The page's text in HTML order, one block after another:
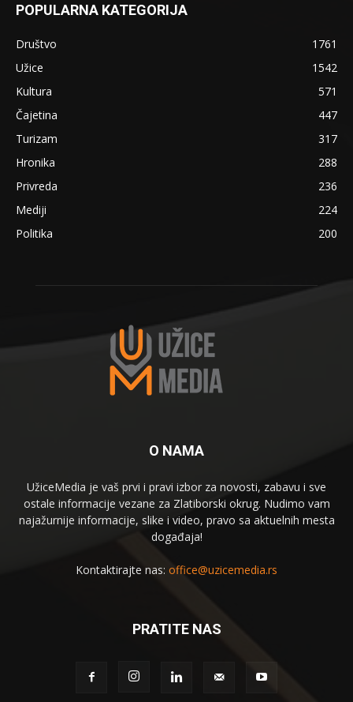
POPULARNA KATEGORIJA
Društvo
1761
Užice
1542
Kultura
571
Čajetina
447
Turizam
317
Hronika
288
Privreda
236
Mediji
224
Politika
200
O NAMA
UžiceMedia je vaš prvi i pravi izbor za novosti, zabavu i sve
ostale informacije vezane za Zlatiborski okrug. Nudimo vam
najažurnije informacije, slike i video, pravo sa aktuelnih mesta
događaja!
Kontaktirajte nas: office@uzicemedia.rs
PRATITE NAS